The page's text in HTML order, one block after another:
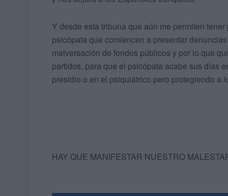
Y desde esta tribuna que aún me permiten
psicópata que comiencen a presentar
malversación de fondos públicos y por lo que
partidos, para que el psicópata acabe sus días
presidio o en el psiquiátrico pero protegiendo a
HAY QUE MANIFESTAR NUESTRO